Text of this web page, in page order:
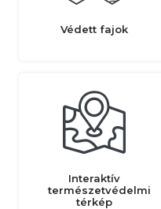
Védett fajok
Interaktív
természetvédelmi
térkép